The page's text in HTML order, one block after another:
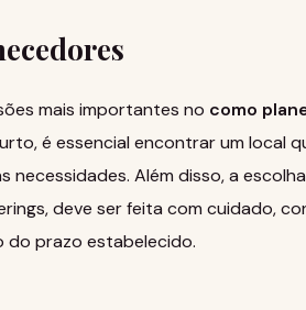
mais importantes no como
é essencial encontrar um local
Além disso, a
deve ser feita com cuidado,
do prazo estabelecido.